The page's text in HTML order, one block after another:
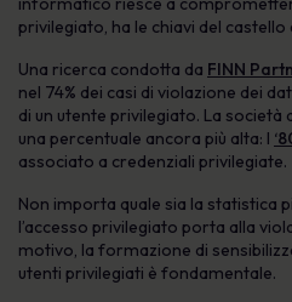
privilegiato, ha le chiavi del castello
Una ricerca condotta da FINN
nel 74% dei casi di violazione dei
di un utente privilegiato. La
una percentuale ancora più alta: l
associato a credenziali privilegiate.
Non importa quale sia la statistica
l’accesso privilegiato porta alla
motivo, la formazione di
utenti privilegiati è fondamentale.